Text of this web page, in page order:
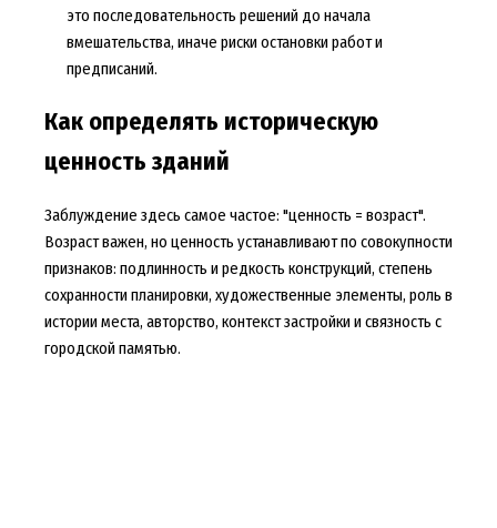
это последовательность решений до начала
вмешательства, иначе риски остановки работ и
предписаний.
Как определять историческую
ценность зданий
Заблуждение здесь самое частое: "ценность = возраст".
Возраст важен, но ценность устанавливают по совокупности
признаков: подлинность и редкость конструкций, степень
сохранности планировки, художественные элементы, роль в
истории места, авторство, контекст застройки и связность с
городской памятью.